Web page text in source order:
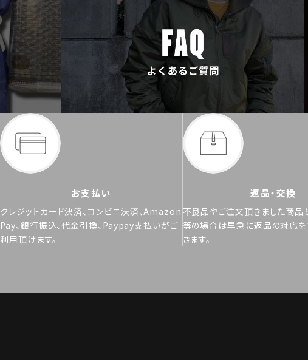
お支払い
クレジットカード決済、コンビニ決済、Amazon
Pay、銀行振込、代金引換、Paypay支払いがご
利用頂けます。
返品・交換
不良品やご注文頂きました商品
等の場合は早急に返品の対応を
きます。